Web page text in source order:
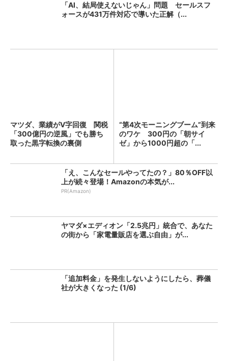
「AI、結局使えないじゃん」問題 セールスフ
ォースが431万件対応で導いた正解（...
マツダ、業績がV字回復 関税
「300億円の逆風」でも勝ち
取った黒字転換の裏側
“第4次モーニングブーム”到来
のワケ 300円の「朝サイ
ゼ」から1000円超の「...
「え、こんなセールやってたの？」80％OFF以
上が続々登場！Amazonの本気が...
PR(Amazon)
ヤマダ×エディオン「2.5兆円」統合で、あなた
の街から「家電量販店を選ぶ自由」が...
「追加料金」を発生しないようにしたら、葬儀
社が大きくなった (1/6)